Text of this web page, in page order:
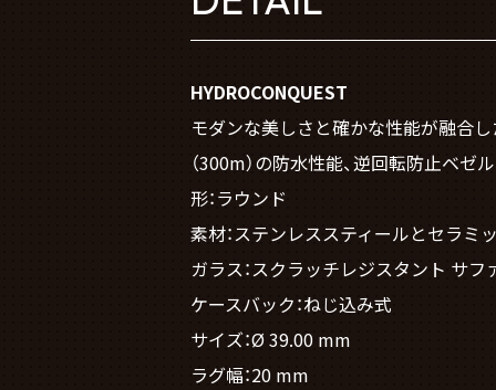
HYDROCONQUEST
モダンな美しさと確かな性能が融合
（300m）の防水性能、逆回転防止ベゼ
形：ラウンド
素材：ステンレススティールとセラミ
ガラス：スクラッチレジスタント サ
ケースバック：ねじ込み式
サイズ：Ø 39.00 mm
ラグ幅：20 mm